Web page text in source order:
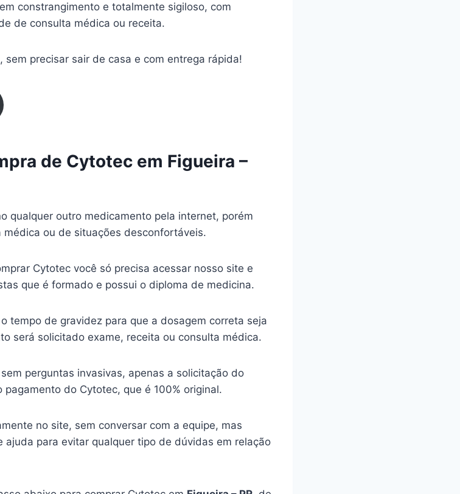
constrangimento e totalmente sigiloso, com
de consulta médica ou receita.
sem precisar sair de casa e com entrega rápida!
de Cytotec em Figueira –
qualquer outro medicamento pela internet, porém
ou de situações desconfortáveis.
Cytotec você só precisa acessar nosso site e
que é formado e possui o diploma de medicina.
tempo de gravidez para que a dosagem correta seja
será solicitado exame, receita ou consulta médica.
perguntas invasivas, apenas a solicitação do
do Cytotec, que é 100% original.
no site, sem conversar com a equipe, mas
ajuda para evitar qualquer tipo de dúvidas em relação